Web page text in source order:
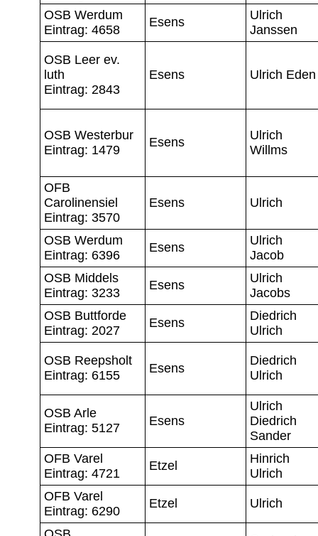
OSB Werdum
Eintrag: 4658
Esens
Ulrich
Janssen
OSB Leer ev.
luth
Eintrag: 2843
Esens Ulrich Eden
OSB Westerbur
Eintrag: 1479
Esens
Ulrich
Willms
OFB
Carolinensiel
Eintrag: 3570
Esens Ulrich
OSB Werdum
Eintrag: 6396
Esens
Ulrich
Jacob
OSB Middels
Eintrag: 3233
Esens
Ulrich
Jacobs
OSB Buttforde
Eintrag: 2027
Esens
Diedrich
Ulrich
OSB Reepsholt
Eintrag: 6155
Esens
Diedrich
Ulrich
OSB Arle
Eintrag: 5127
Esens
Ulrich
Diedrich
Sander
OFB Varel
Eintrag: 4721
Etzel
Hinrich
Ulrich
OFB Varel
Eintrag: 6290
Etzel Ulrich